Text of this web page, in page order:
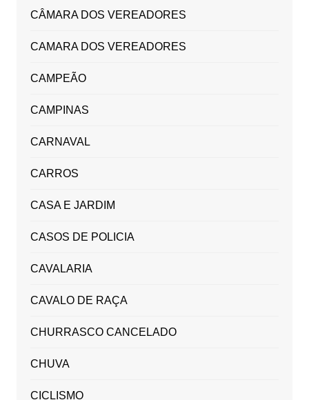
CÂMARA DOS VEREADORES
CAMARA DOS VEREADORES
CAMPEÃO
CAMPINAS
CARNAVAL
CARROS
CASA E JARDIM
CASOS DE POLICIA
CAVALARIA
CAVALO DE RAÇA
CHURRASCO CANCELADO
CHUVA
CICLISMO